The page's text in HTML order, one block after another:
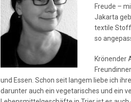
Freude –
Jakarta
textile
so
Krönender
und Essen. Schon seit langem liebe ich
darunter auch ein vegetarisches und ein